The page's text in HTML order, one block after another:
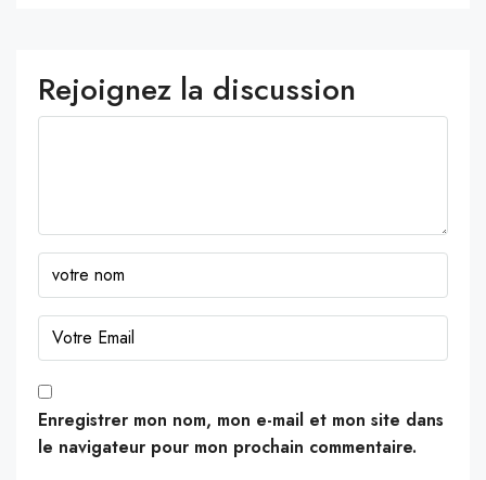
Rejoignez la discussion
Enregistrer mon nom, mon e-mail et mon site dans
le navigateur pour mon prochain commentaire.